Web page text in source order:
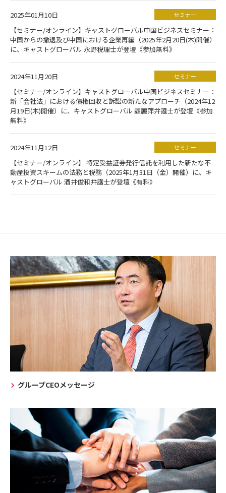
2025年01月10日 セミナー
【セミナー/オンライン】キャストグローバル中国ビジネスセミナー：
中国からの撤退及び中国における企業再編（2025年2月20日(木)開催）
に、キャストグローバル 永野税理士が登壇《参加無料》
2024年11月20日 セミナー
【セミナー/オンライン】キャストグローバル中国ビジネスセミナー：
新「会社法」における債権回収と訴訟の新たなアプローチ（2024年12
月19日(木)開催）に、キャストグローバル 顧麗萍弁護士が登壇《参加
無料》
2024年11月12日 セミナー
【セミナー/オンライン】 特定受益証券発行信託を利用した新たな不
動産投資スキームの法務と税務（2025年1月31日（金）開催）に、キ
ャストグローバル 酒井俊和弁護士が登壇《有料》
グループCEOメッセージ